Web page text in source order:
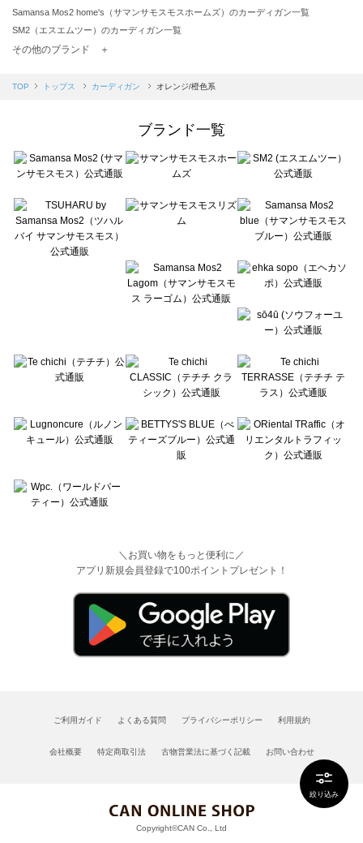
絞り込み
Samansa Mos2 home's（サマンサモスモスホームズ）のカーディガン一覧
SM2（エスエムツー）のカーディガン一覧
TSUHARU by Samansa Mos2（ツハルバイサマンサモスモス）のカーディガン一覧
Samansa Mos2 blue（サマンサモスモス ブルー）のカーディガン一覧
sō4ū（ソウフォーユー）のカーディガン一覧
Te chichi（テチチ）のカーディガン一覧
Te chichi CLASSIC（テチチ クラシック）のカーディガン一覧
Lugnoncure（ルノンキュール）のカーディガン一覧
BETTY'S BLUE（べティーズブルー）のカーディガン一覧
Wpc.（ワールドパーティー）のカーディガン一覧
その他のブランド ＋
TOP トップス カーディガン オレンジ/橙色系
ブランド一覧
＼お買い物をもっと便利に／
アプリ新規会員登録で100ポイントプレゼント！
ご利用ガイド よくある質問 プライバシーポリシー 利用規約
会社概要 特定商取引法 古物営業法に基づく記載 お問い合わせ
Copyright©CAN Co., Ltd